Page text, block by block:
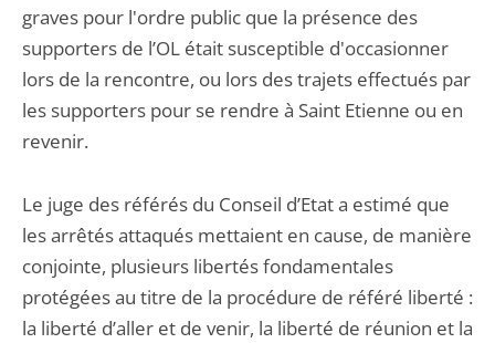
graves pour l'ordre public que la présence des
supporters de l’OL était susceptible d'occasionner
lors de la rencontre, ou lors des trajets effectués par
les supporters pour se rendre à Saint Etienne ou en
revenir.
Le juge des référés du Conseil d’Etat a estimé que
les arrêtés attaqués mettaient en cause, de manière
conjointe, plusieurs libertés fondamentales
protégées au titre de la procédure de référé liberté :
la liberté d’aller et de venir, la liberté de réunion et la